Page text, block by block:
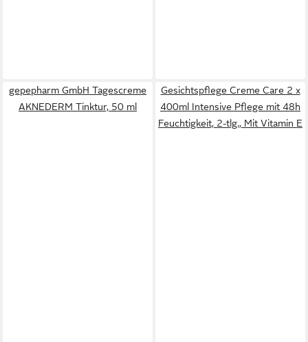
gepepharm GmbH Tagescreme
AKNEDERM Tinktur, 50 ml
Gesichtspflege Creme Care 2 x
400ml Intensive Pflege mit 48h
Feuchtigkeit, 2-tlg., Mit Vitamin E